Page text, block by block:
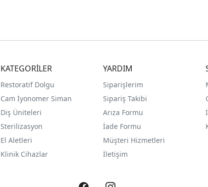
KATEGORİLER
Restoratif Dolgu
Cam İyonomer Siman
Diş Üniteleri
Sterilizasyon
El Aletleri
Klinik Cihazlar
YARDIM
Siparişlerim
Sipariş Takibi
Arıza Formu
İade Formu
Müşteri Hizmetleri
İletişim